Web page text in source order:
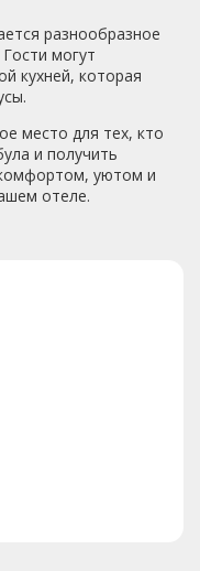
разнообразное
могут
кухней, которая
место для тех, кто
и получить
уютом и
отеле.